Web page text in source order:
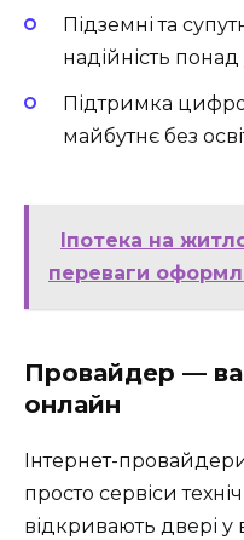
Підземні та
надійність понад
Підтримка
майбутнє без
Іпотека на
переваги
Провайдер —
онлайн
Інтернет-
просто сервіси
відкривають двері у